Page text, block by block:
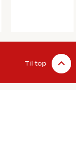
Til top